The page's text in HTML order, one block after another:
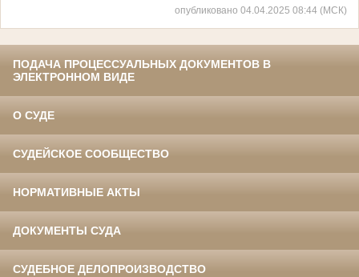
опубликовано 04.04.2025 08:44 (МСК)
ПОДАЧА ПРОЦЕССУАЛЬНЫХ ДОКУМЕНТОВ В
ЭЛЕКТРОННОМ ВИДЕ
О СУДЕ
СУДЕЙСКОЕ СООБЩЕСТВО
НОРМАТИВНЫЕ АКТЫ
ДОКУМЕНТЫ СУДА
СУДЕБНОЕ ДЕЛОПРОИЗВОДСТВО